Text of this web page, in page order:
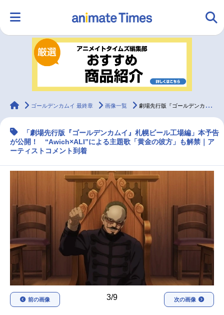
ランキング アニメ
ラジオ グッズ
マンガ・ラノベ ゲーム・アプリ 音楽 コスプレ
配信・Vtuber トレンド
声優記事一覧
アニメ映画一覧 実写化映画一覧
今期アニメ曜日別一覧
春アニメ 夏アニメ
秋アニメ
animateTimes
ゴールデンカムイ 最終章 画像一覧 劇場先行版『ゴールデンカムイ』札幌ビール工場編の本予告が公開
「劇場先行版『ゴールデンカムイ』札幌ビール工場編」本予告
が公開！ “Awich×ALI”による主題歌「黄金の彼方」も解禁｜ア
ーティストコメント到着
3/9
前の画像 次の画像